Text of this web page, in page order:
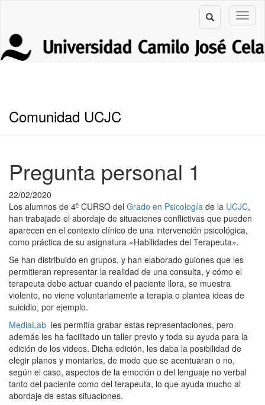
Comunidad UCJC
Pregunta personal 1
22/02/2020
Los alumnos de 4º CURSO del Grado en Psicología de la UCJC,
han trabajado el abordaje de situaciones conflictivas que pueden
aparecen en el contexto clínico de una intervención psicológica,
como práctica de su asignatura «Habilidades del Terapeuta».
Se han distribuido en grupos, y han elaborado guiones que les
permitieran representar la realidad de una consulta, y cómo el
terapeuta debe actuar cuando el paciente llora, se muestra
violento, no viene voluntariamente a terapia o plantea ideas de
suicidio, por ejemplo.
MediaLab les permitía grabar estas representaciones, pero
además les ha facilitado un taller previo y toda su ayuda para la
edición de los videos. Dicha edición, les daba la posibilidad de
elegir planos y montarlos, de modo que se acentuaran o no,
según el caso, aspectos de la emoción o del lenguaje no verbal
tanto del paciente como del terapeuta, lo que ayuda mucho al
abordaje de estas situaciones.